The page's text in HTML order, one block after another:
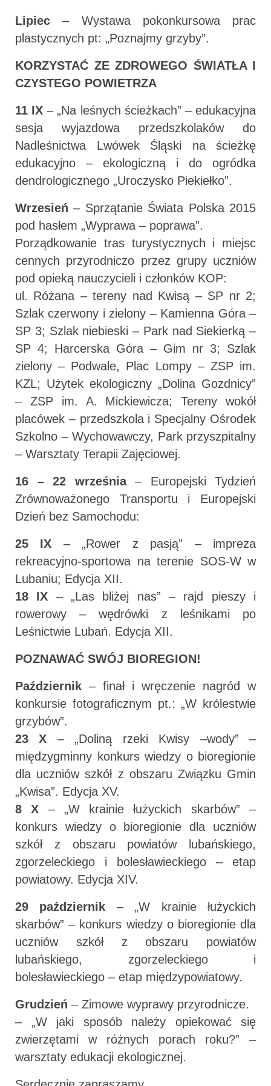
Lipiec – Wystawa pokonkursowa prac
plastycznych pt: „Poznajmy grzyby”.
KORZYSTAĆ ZE ZDROWEGO ŚWIATŁA I
CZYSTEGO POWIETRZA
11 IX – „Na leśnych ścieżkach” – edukacyjna
sesja wyjazdowa przedszkolaków do
Nadleśnictwa Lwówek Śląski na ścieżkę
edukacyjno – ekologiczną i do ogródka
dendrologicznego „Uroczysko Piekiełko”.
Wrzesień – Sprzątanie Świata Polska 2015
pod hasłem „Wyprawa – poprawa”.
Porządkowanie tras turystycznych i miejsc
cennych przyrodniczo przez grupy uczniów
pod opieką nauczycieli i członków KOP:
ul. Różana – tereny nad Kwisą – SP nr 2;
Szlak czerwony i zielony – Kamienna Góra –
SP 3; Szlak niebieski – Park nad Siekierką –
SP 4; Harcerska Góra – Gim nr 3; Szlak
zielony – Podwale, Plac Lompy – ZSP im.
KZL; Użytek ekologiczny „Dolina Gozdnicy”
– ZSP im. A. Mickiewicza; Tereny wokół
placówek – przedszkola i Specjalny Ośrodek
Szkolno – Wychowawczy, Park przyszpitalny
– Warsztaty Terapii Zajęciowej.
16 – 22 września– Europejski Tydzień
Zrównoważonego Transportu i Europejski
Dzień bez Samochodu:
25 IX – „Rower z pasją” – impreza
rekreacyjno-sportowa na terenie SOS-W w
Lubaniu; Edycja XII.
18 IX – „Las bliżej nas” – rajd pieszy i
rowerowy – wędrówki z leśnikami po
Leśnictwie Lubań. Edycja XII.
POZNAWAĆ SWÓJ BIOREGION!
Październik – finał i wręczenie nagród w
konkursie fotograficznym pt.: „W królestwie
grzybów”.
23 X – „Doliną rzeki Kwisy –wody” –
międzygminny konkurs wiedzy o bioregionie
dla uczniów szkół z obszaru Związku Gmin
„Kwisa”. Edycja XV.
8 X – „W krainie łużyckich skarbów” –
konkurs wiedzy o bioregionie dla uczniów
szkół z obszaru powiatów lubańskiego,
zgorzeleckiego i bolesławieckiego – etap
powiatowy. Edycja XIV.
29 październik – „W krainie łużyckich
skarbów” – konkurs wiedzy o bioregionie dla
uczniów szkół z obszaru powiatów
lubańskiego, zgorzeleckiego i
bolesławieckiego – etap międzypowiatowy.
Grudzień – Zimowe wyprawy przyrodnicze.
– „W jaki sposób należy opiekować się
zwierzętami w różnych porach roku?” –
warsztaty edukacji ekologicznej.